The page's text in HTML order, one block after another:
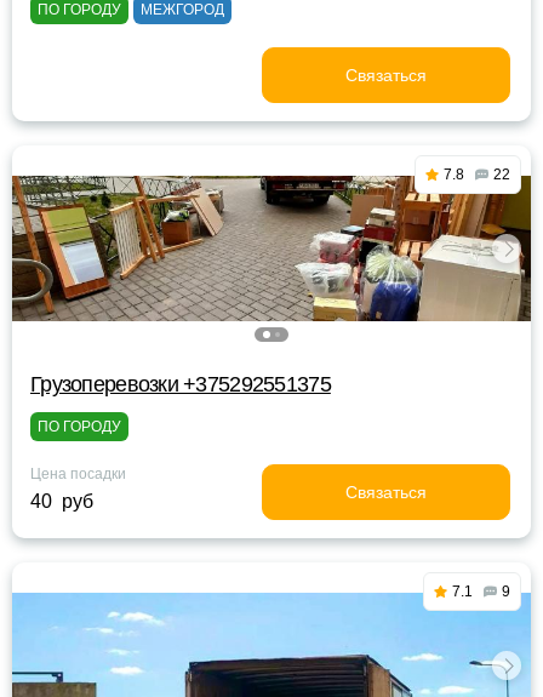
ПО ГОРОДУ МЕЖГОРОД
Связаться
7.8 22
Грузоперевозки +375292551375
ПО ГОРОДУ
Цена посадки
40 руб Связаться
7.1 9